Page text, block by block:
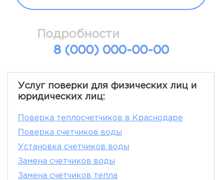
Подробности
8 (000) 000-00-00
Услуг поверки для физических лиц и
юридических лиц:
Поверка теплосчетчиков в Краснодаре
Поверка счетчиков воды
Установка счетчиков воды
Замена счетчиков воды
Замена счетчиков тепла